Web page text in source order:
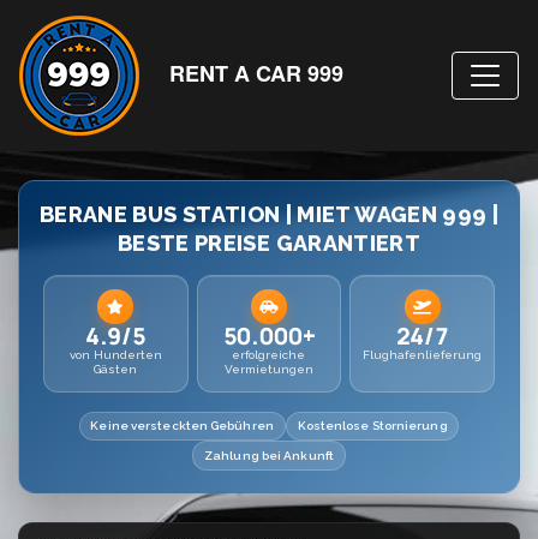
RENT A CAR 999
BERANE BUS STATION | MIET WAGEN 999 |
BESTE PREISE GARANTIERT
4.9/5
von Hunderten
Gästen
50.000+
erfolgreiche
Vermietungen
24/7
Flughafenlieferung
Keine versteckten Gebühren Kostenlose Stornierung
Zahlung bei Ankunft